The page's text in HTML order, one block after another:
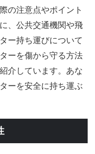
の注意点やポイント
、公共交通機関や飛
ー持ち運びについて
ーを傷から守る方法
介しています。あな
ーを安全に持ち運ぶ